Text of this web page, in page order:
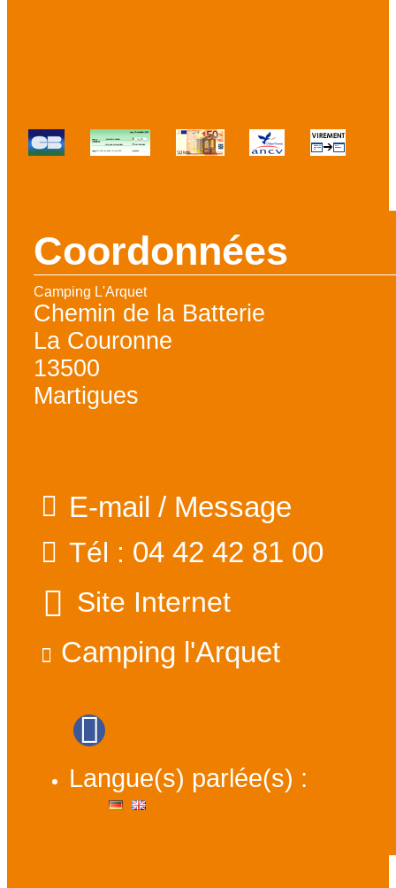
Coordonnées
Camping L'Arquet
Chemin de la Batterie
La Couronne
13500
Martigues
E-mail / Message
Tél : 04 42 42 81 00
Site Internet
Camping l'Arquet
Langue(s) parlée(s) :